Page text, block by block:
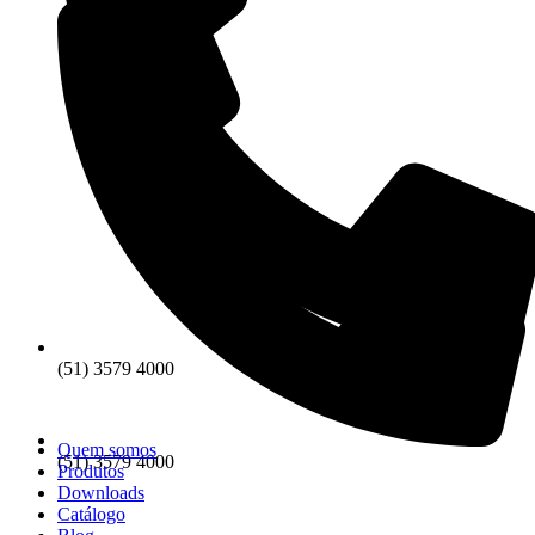
(51) 3579 4000
(51) 3579 4000
Quem somos
Produtos
Downloads
Catálogo